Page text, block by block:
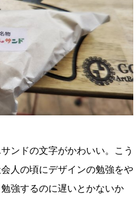
ンドの文字がかわいい。こう
人の頃にデザインの勉強をや
強するのに遅いとかないか